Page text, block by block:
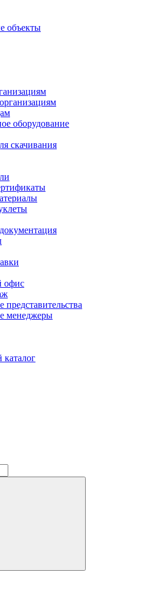
объекты
оборудование
скачивания
офис
представительства
менеджеры